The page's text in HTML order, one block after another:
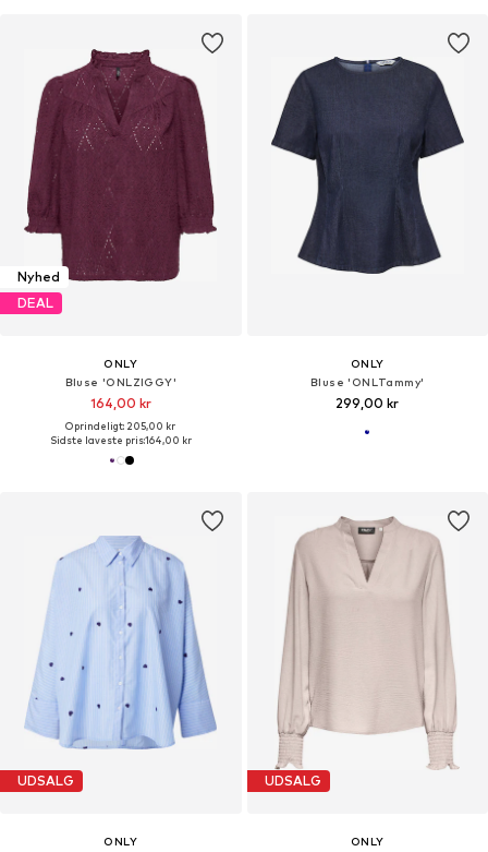
Nyhed
DEAL
ONLY
Bluse 'ONLZIGGY'
164,00 kr
Oprindeligt: 205,00 kr
Sidste laveste pris:164,00 kr
ONLY
Bluse 'ONLTammy'
299,00 kr
UDSALG
ONLY
UDSALG
ONLY